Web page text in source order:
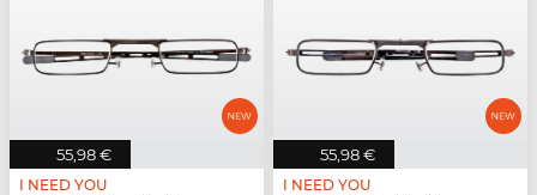
55,98 €
I NEED YOU
55,98 €
I NEED YOU